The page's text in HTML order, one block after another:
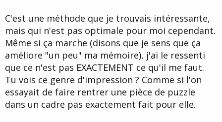
C'est une méthode que je trouvais intéressante,
mais qui n'est pas optimale pour moi cependant.
Même si ça marche (disons que je sens que ça
améliore "un peu" ma mémoire), j'ai le ressenti
que ce n'est pas EXACTEMENT ce qu'il me faut.
Tu vois ce genre d'impression ? Comme si l'on
essayait de faire rentrer une pièce de puzzle
dans un cadre pas exactement fait pour elle.